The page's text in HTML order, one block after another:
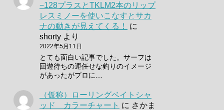
−128プラスとTKLM2本のリップ
レスミノーを使いこなすとサカ
ナの動きが見えてくる！
に
shorty より
2022年5月11日
とても面白い記事でした。サーフは
回遊待ちの運任せな釣りのイメージ
があったがプロに…
（仮称）ローリングベイトシャ
ッド カラーチャート に さかま